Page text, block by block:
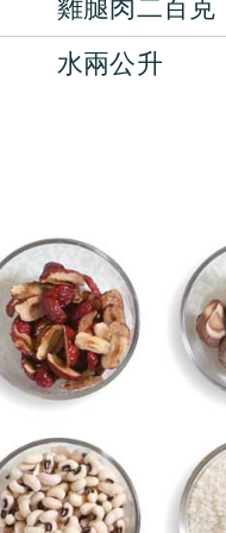
雞腿肉二百克
水兩公升